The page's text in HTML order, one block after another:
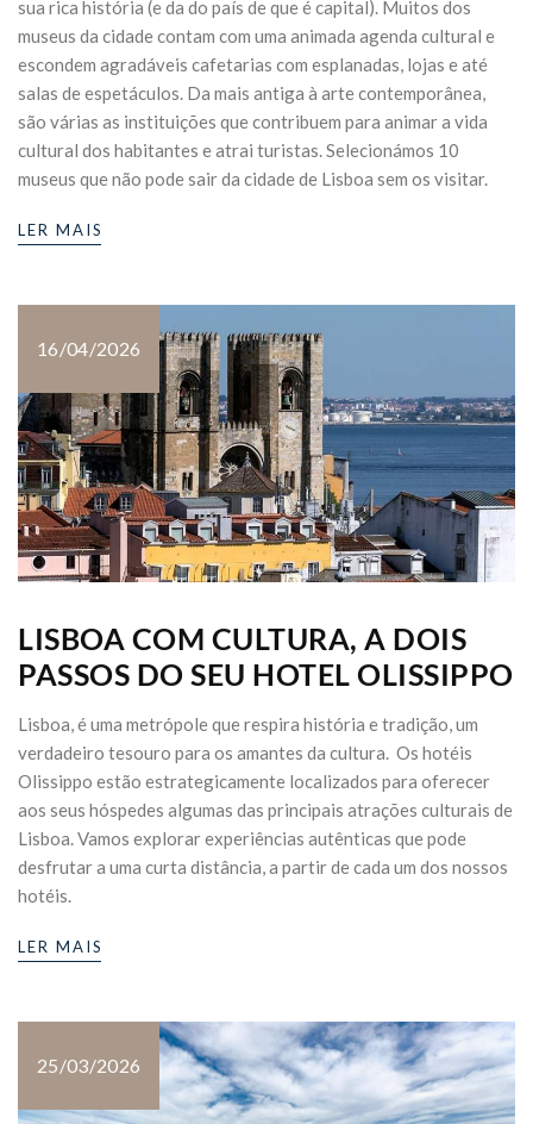
sua rica história (e da do país de que é capital). Muitos dos
museus da cidade contam com uma animada agenda cultural e
escondem agradáveis cafetarias com esplanadas, lojas e até
salas de espetáculos. Da mais antiga à arte contemporânea,
são várias as instituições que contribuem para animar a vida
cultural dos habitantes e atrai turistas. Selecionámos 10
museus que não pode sair da cidade de Lisboa sem os visitar.
LER MAIS
16/04/2026
LISBOA COM CULTURA, A DOIS
PASSOS DO SEU HOTEL OLISSIPPO
Lisboa, é uma metrópole que respira história e tradição, um
verdadeiro tesouro para os amantes da cultura. Os hotéis
Olissippo estão estrategicamente localizados para oferecer
aos seus hóspedes algumas das principais atrações culturais de
Lisboa. Vamos explorar experiências autênticas que pode
desfrutar a uma curta distância, a partir de cada um dos nossos
hotéis.
LER MAIS
25/03/2026